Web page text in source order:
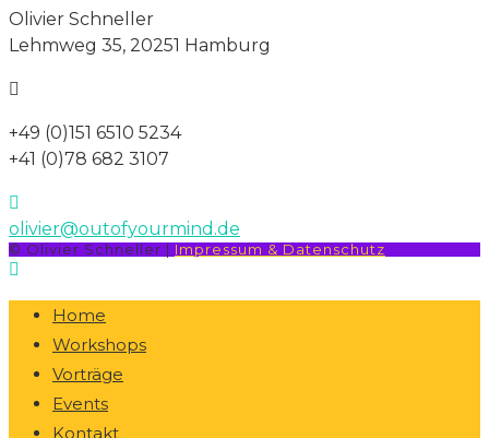
Olivier Schneller
Lehmweg 35, 20251 Hamburg
+49 (0)151 6510 5234
+41 (0)78 682 3107
olivier@outofyourmind.de
© Olivier Schneller |Impressum & Datenschutz
Home
Workshops
Vorträge
Events
Kontakt